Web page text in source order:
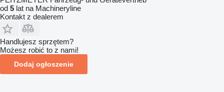
od 5 lat na Machineryline
Kontakt z dealerem
Handlujesz sprzętem?
Możesz robić to z nami!
Dodaj ogłoszenie